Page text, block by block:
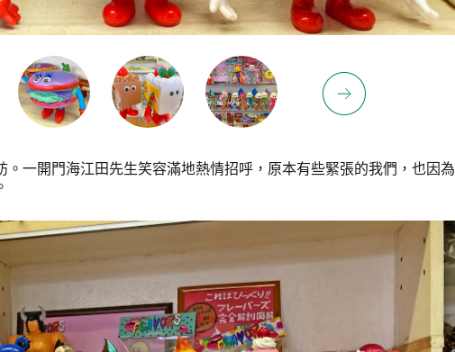
一開門海江田先生笑容滿地熱情招呼，原本有些緊張的我們，也因為